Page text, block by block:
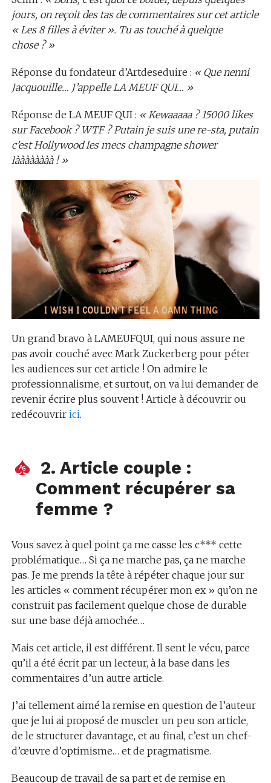
jours, on reçoit des tas de commentaires sur cet article
« Les 8 filles à éviter ». Tu as touché à quelque
chose ? »
Réponse du fondateur d’Artdeseduire : « Que nenni
Jacquouille… J’appelle LA MEUF QUI… »
Réponse de LA MEUF QUI : « Kewaaaaa ?15000 likes
sur Facebook ? WTF ? Putain je suis une re-sta, putain
c’est Hollywood les mecs champagne shower
làààààààà ! »
Un grand bravo à LAMEUFQUI, qui nous assure ne
pas avoir couché avec Mark Zuckerberg pour péter
les audiences sur cet article ! On admire le
professionnalisme, et surtout, on va lui demander de
revenir écrire plus souvent ! Article à découvrir ou
redécouvrir ici.
2. Article couple :
Comment récupérer sa
femme ?
Vous savez à quel point ça me casse les c*** cette
problématique… Si ça ne marche pas, ça ne marche
pas. Je me prends la tête à répéter chaque jour sur
les articles « comment récupérer mon ex » qu’on ne
construit pas facilement quelque chose de durable
sur une base déjà amochée…
Mais cet article, il est différent. Il sent le vécu, parce
qu’il a été écrit par un lecteur, à la base dans les
commentaires d’un autre article.
J’ai tellement aimé la remise en question de l’auteur
que je lui ai proposé de muscler un peu son article,
de le structurer davantage, et au final, c’est un chef-
d’œuvre d’optimisme… et de pragmatisme.
Beaucoup de travail de sa part et de remise en